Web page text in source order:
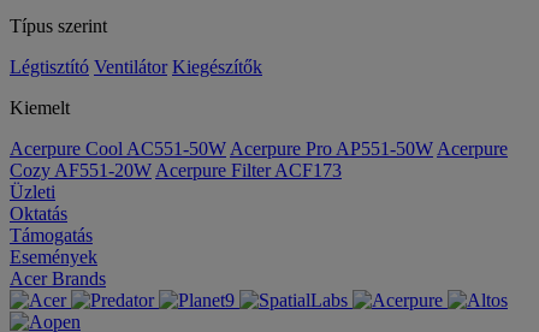
Típus szerint
Légtisztító Ventilátor Kiegészítők
Kiemelt
Acerpure Cool AC551-50W Acerpure Pro AP551-50W Acerpure
Cozy AF551-20W Acerpure Filter ACF173
Üzleti
Oktatás
Támogatás
Események
Acer Brands